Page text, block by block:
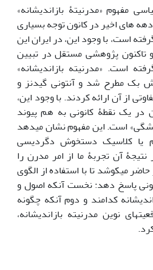
مفهوم «مدرنیتۀ بازاندیشانه»
های اخیر در کانون توجه بسیاری
است، با وجود این، در ایران این
تاکنون پژوهشی مستقل در تبیین
است. «مدرنیته بازاندیشانه»
بک مطرح شد و آنتونی گیدنز و
از آن ارائه کردند. با وجود این،
در یک نقطۀ کانونی به هم پیوند
است. این مفهوم نشان میدهد
یا کلاسیک دستخوش دگردیسی
آن تجربۀ ما از امر مدرن را
میکوشد تا با استفاده از الگوی
پاسخ دهد: نخست آنکه اصول و
کدامند و دوم آنکه چگونه
نوین مدرنیته بازاندیشانه،